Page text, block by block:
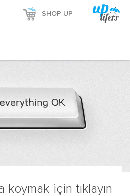
SHOP UP
koymak için tıklayın